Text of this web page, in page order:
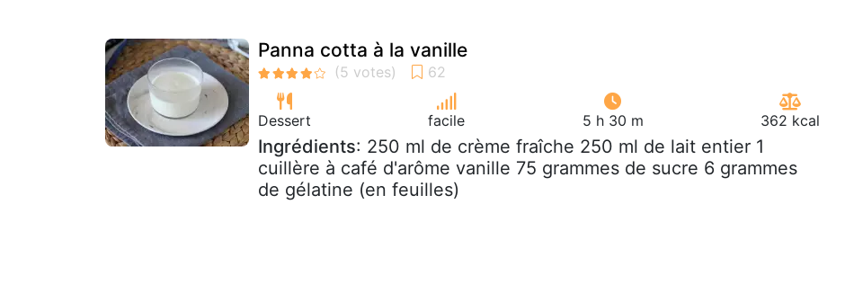
Panna cotta à la vanille
Dessert facile 5 h 30 m 362 kcal
Ingrédients: 250 ml de crème fraîche 250 ml de lait entier 1
cuillère à café d'arôme vanille 75 grammes de sucre 6 grammes
de gélatine (en feuilles)